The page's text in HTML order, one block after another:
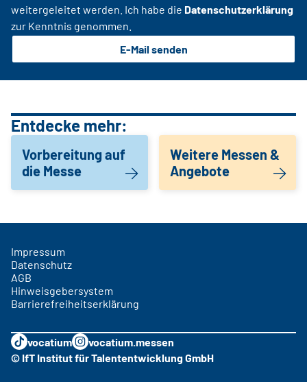
weitergeleitet werden. Ich habe die Datenschutzerklärung
zur Kenntnis genommen.
E-Mail senden
Entdecke mehr:
Vorbereitung auf
die Messe
Weitere Messen &
Angebote
Impressum
Datenschutz
AGB
Hinweisgebersystem
Barrierefreiheitserklärung
vocatium
vocatium.messen
© IfT Institut für Talententwicklung GmbH